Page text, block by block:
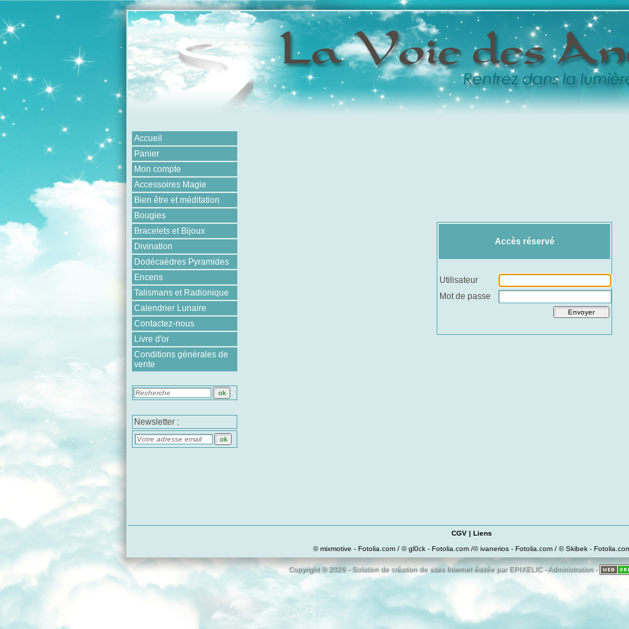
Accueil
Panier
Mon compte
Accessoires Magie
Bien être et méditation
Bougies
Bracelets et Bijoux
Divination
Dodécaèdres Pyramides
Encens
Talismans et Radionique
Calendrier Lunaire
Contactez-nous
Livre d'or
Conditions générales de
vente
Newsletter :
Accès réservé
Utilisateur
Mot de passe
CGV | Liens
© mixmotive - Fotolia.com / © gl0ck - Fotolia.com /© ivanerios - Fotolia.com / © Skibek -
Copyright © 2026 - Solution de création de sites Internet éditée par EPIXELIC- Administration-